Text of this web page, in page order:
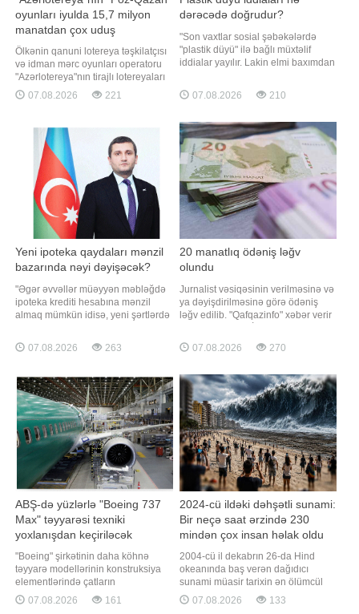
oyunları iyulda 15,7 milyon
manatdan çox uduş
qazandırıb
Ölkənin qanuni lotereya təşkilatçısı
və idman mərc oyunları operatoru
"Azərlotereya"nın tirajlı lotereyaları
və "Poz-Qazan" oyunları üzrə iyul
ayında növbəti böyük uduşlar
lotereyalar arasında ən böyük uduş
"Super Keno" oyununda qazanılıb
07.08.2026 221
dərəcədə doğrudur?
"Son vaxtlar sosial şəbəkələrdə
"plastik düyü" ilə bağlı müxtəlif
iddialar yayılır. Lakin elmi baxımdan
Ümumiyyətlə, düyünün plastikdən
hazırlanması həm iqtisadi, həm də
Plastik qranulların istehsalı təbii
düyünün becərilməsi v
07.08.2026 210
Yeni ipoteka qaydaları mənzil
bazarında nəyi dəyişəcək?
"Əgər əvvəllər müəyyən məbləğdə
ipoteka krediti hesabına mənzil
almaq mümkün idisə, yeni şərtlərdə
olunacaq. Bu isə xüsusilə orta gəlirli
və ilk dəfə mənzil almaq istəyən
çətinləşdirəcək". Bunu BİG.AZ-a
açıqlamasında əmlak məsələlər
07.08.2026 263
20 manatlıq ödəniş ləğv
olundu
Jurnalist vəsiqəsinin verilməsinə və
ya dəyişdirilməsinə görə ödəniş
ləğv edilib. "Qafqazinfo" xəbər verir
tətbiqi barədə Fərman imzaladığı
"Media haqqında" qanuna
edək ki, jurnalist vəsiqəsinin
verilməsinə və dəyişdirilməsin
07.08.2026 270
ABŞ-də yüzlərlə "Boeing 737
Max" təyyarəsi texniki
yoxlanışdan keçiriləcək
"Boeing" şirkətinin daha köhnə
təyyarə modellərinin konstruksiya
elementlərində çatların
aşkarlanmasından sonra, ABŞ-nin
Federal Mülki Aviasiya İdarəsi (FAA)
07.08.2026 161
2024-cü ildəki dəhşətli sunami:
Bir neçə saat ərzində 230
mindən çox insan həlak oldu
2004-cü il dekabrın 26-da Hind
okeanında baş verən dağıdıcı
sunami müasir tarixin ən ölümcül
təbii fəlakətlərindən birinə çevrilib.
Qaynarinfo xəbər verir ki, fəlakət
07.08.2026 133